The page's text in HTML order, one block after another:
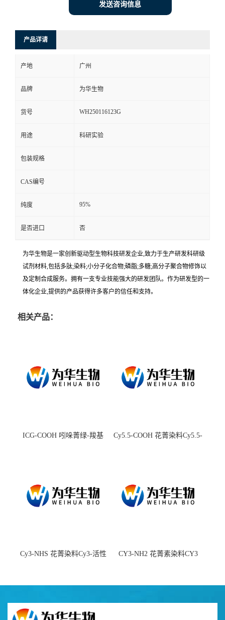
发送咨询信息
产品详请
产地 广州
品牌 为华生物
货号 WH250116123G
用途 科研实验
包装规格
CAS编号
纯度 95%
是否进口 否
为华生物是一家创新驱动型生物科技研发企业,致力于生产研发科研级
试剂材料,包括多肽;染料;小分子化合物;磷脂;多糖;高分子聚合物修饰以
及定制合成服务。拥有一支专业技能强大的研发团队。作为研发型的一
体化企业,提供的产品获得许多客户的信任和支持。
相关产品：
ICG-COOH 吲哚菁绿-羧基
Cy5.5-COOH 花菁染料Cy5.5-
Cy3-NHS 花菁染料Cy3-活性
CY3-NH2 花菁素染料CY3